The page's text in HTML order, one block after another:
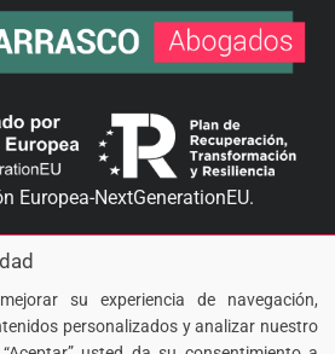
Europea-NextGenerationEU.
2026. Todos los derechos reservados.
y desarrollo
su experiencia de navegación,
personalizados y analizar nuestro